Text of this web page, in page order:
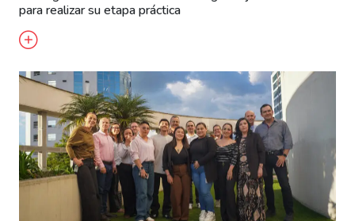
para realizar su etapa práctica